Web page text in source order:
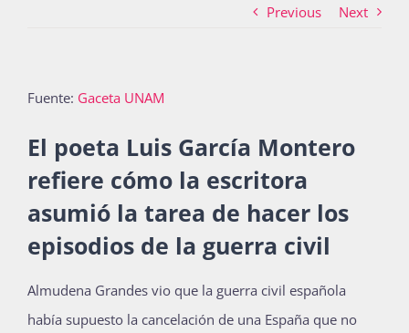
La Boletina
Blog
Recursos
Previous Next
Fuente: Gaceta UNAM
El poeta Luis García Montero
refiere cómo la escritora
asumió la tarea de hacer los
episodios de la guerra civil
Almudena Grandes vio que la guerra civil española
había supuesto la cancelación de una España que no